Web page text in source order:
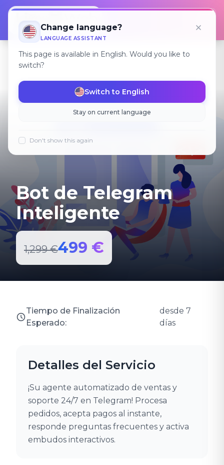
Bot de Telegram
Inteligente
1,299 €499 €
Tiempo de Finalización
Esperado:
desde 7
días
Detalles del Servicio
¡Su agente automatizado de ventas y
soporte 24/7 en Telegram! Procesa
pedidos, acepta pagos al instante,
responde preguntas frecuentes y activa
embudos interactivos.
Change language?
LANGUAGE ASSISTANT
This page is available in English. Would you like to
switch?
Switch to English
Stay on current language
Don't show this again